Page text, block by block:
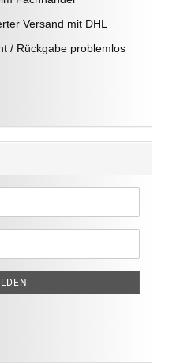
Versand mit DHL
/ Rückgabe problemlos